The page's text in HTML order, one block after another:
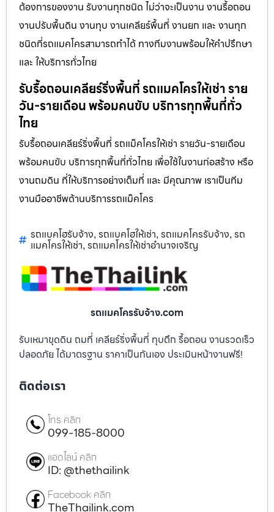
ต้องการของงาน รับงานทุกชนิด ไม่ว่าจะเป็นงาน งานรื้อถอน
งานปรับพื้นดิน งานทุบ งานเคลียร์พื้นที่ งานยก และ งานทุก
ชนิดที่รถแมคโครสามารถทำได้ ทางทีมงานพร้อมให้คำปรึกษา
และ ให้บริการทั่วไทย
รับรื้อถอนเคลียร์ริ่งพื้นที่ รถแมคโครให้เช่า ราย
วัน-รายเดือน พร้อมคนขับ บริการทุกพื้นที่ทั่ว
ไทย
รับรื้อถอนเคลียร์ริ่งพื้นที่ รถแม็คโครให้เช่า รายวัน-รายเดือน
พร้อมคนขับ บริการทุกพื้นที่ทั่วไทย เพื่อใช้ในงานก่อสร้าง หรือ
งานถมดิน ที่ให้บริการอย่างเต็มที่ และ มีคุณภาพ เราเป็นทีม
งานมืออาชีพด้านบริการรถแม็คโคร
รถแบคโฮรับจ้าง, รถแบคโฮให้เช่า, รถแมคโครรับจ้าง, รถ
แมคโครให้เช่า, รถแมคโครให้เช่าอำนาจเจริญ
รถแมคโครรับจ้าง.com
รับเหมาขุดดิน ถมที่ เคลียร์ริ่งพื้นที่ ทุบตึก รื้อถอน งานรวดเร็ว
ปลอดภัย ได้มาตรฐาน ราคาเป็นกันเอง ประเมินหน้างานฟรี!
ติดต่อเรา
โทร คลิก
099-185-8000
แอดไลน์ คลิก
ID: @thethailink
Facebook คลิก
TheThailink.com